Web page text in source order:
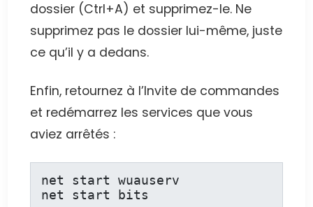
dossier (Ctrl+A) et supprimez-le. Ne
supprimez pas le dossier lui-même, juste
ce qu’il y a dedans.
Enfin, retournez à l’Invite de commandes
et redémarrez les services que vous
aviez arrêtés :
net start wuauserv
net start bits